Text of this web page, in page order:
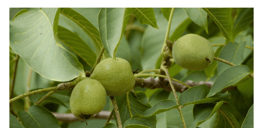
Wyobrażasz sobie upchnąć wszystkie liście do
worka?Spokojnie, my też nie. Zamiast tego, lepiej
je przetworzyć. Jesienne liście to idealny materiał
na naturalny kompost. W tym artykule zdradzimy
Ci nasz sposób na liście w ogrodzie, za który
podziękują Ci Twoje rośliny.